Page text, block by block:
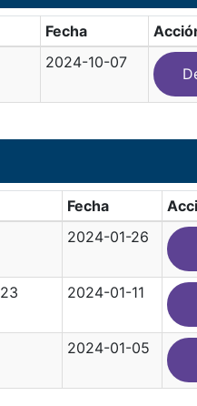
Fecha
2024-10-07
Fecha
2024-01-26
2024-01-11
2024-01-05